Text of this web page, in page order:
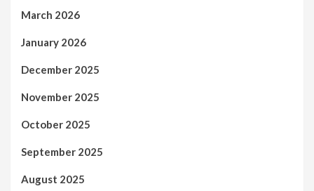
March 2026
January 2026
December 2025
November 2025
October 2025
September 2025
August 2025